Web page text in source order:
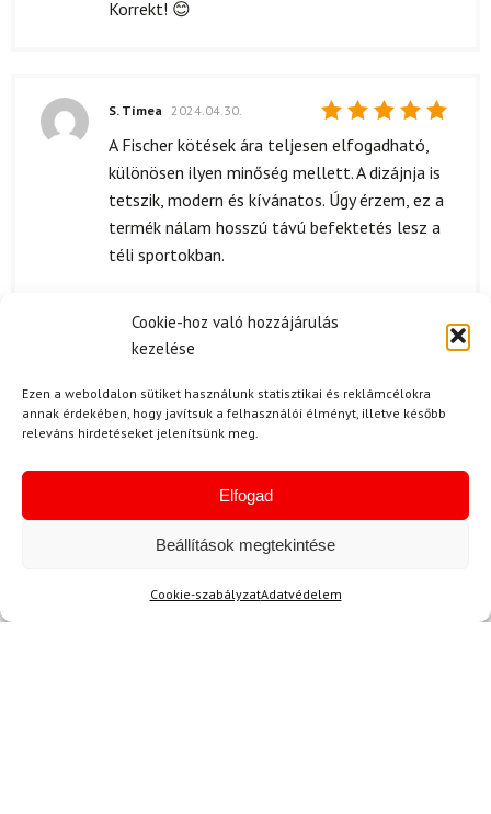
Cookie-hoz való hozzájárulás
kezelése
Ezen a weboldalon sütiket használunk statisztikai és reklámcélokra
annak érdekében, hogy javítsuk a felhasználói élményt, illetve később
releváns hirdetéseket jelenítsünk meg.
Elfogad
Beállítások megtekintése
Cookie-szabályzatAdatvédelem
Korrekt! 😊
Értékelés:
/ 5
S. Tímea 2024.04.30.
A Fischer kötések ára teljesen elfogadható,
különösen ilyen minőség mellett. A dizájnja is
tetszik, modern és kívánatos. Úgy érzem, ez a
termék nálam hosszú távú befektetés lesz a
téli sportokban.
Kérdése van?
Kérdése van?
info@topskisport.hu